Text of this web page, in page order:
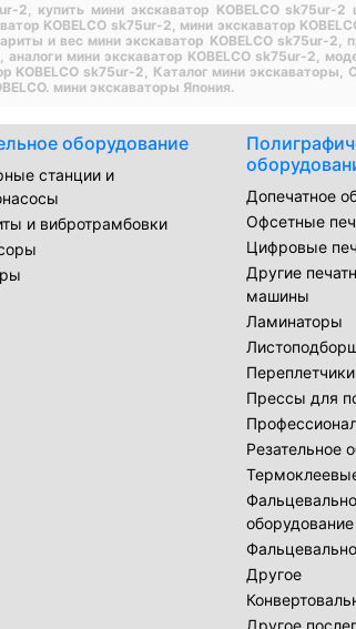
2, купить мини экскаватор KOBELCO sk75ur-2
KOBELCO sk75ur-2, мини экскаватор
и вес мини экскаватор KOBELCO sk75ur-2,
аналоги мини экскаватор KOBELCO sk75ur-2,
KOBELCO sk75ur-2, Каталог мини экскаваторы,
мини экскаваторы Япония.
оборудование
станции и
и вибротрамбовки
Допечатное
Офсетные
Цифровые
Другие
машины
Ламинаторы
Переплетчики
Прессы для
Резательное
оборудование
Другое